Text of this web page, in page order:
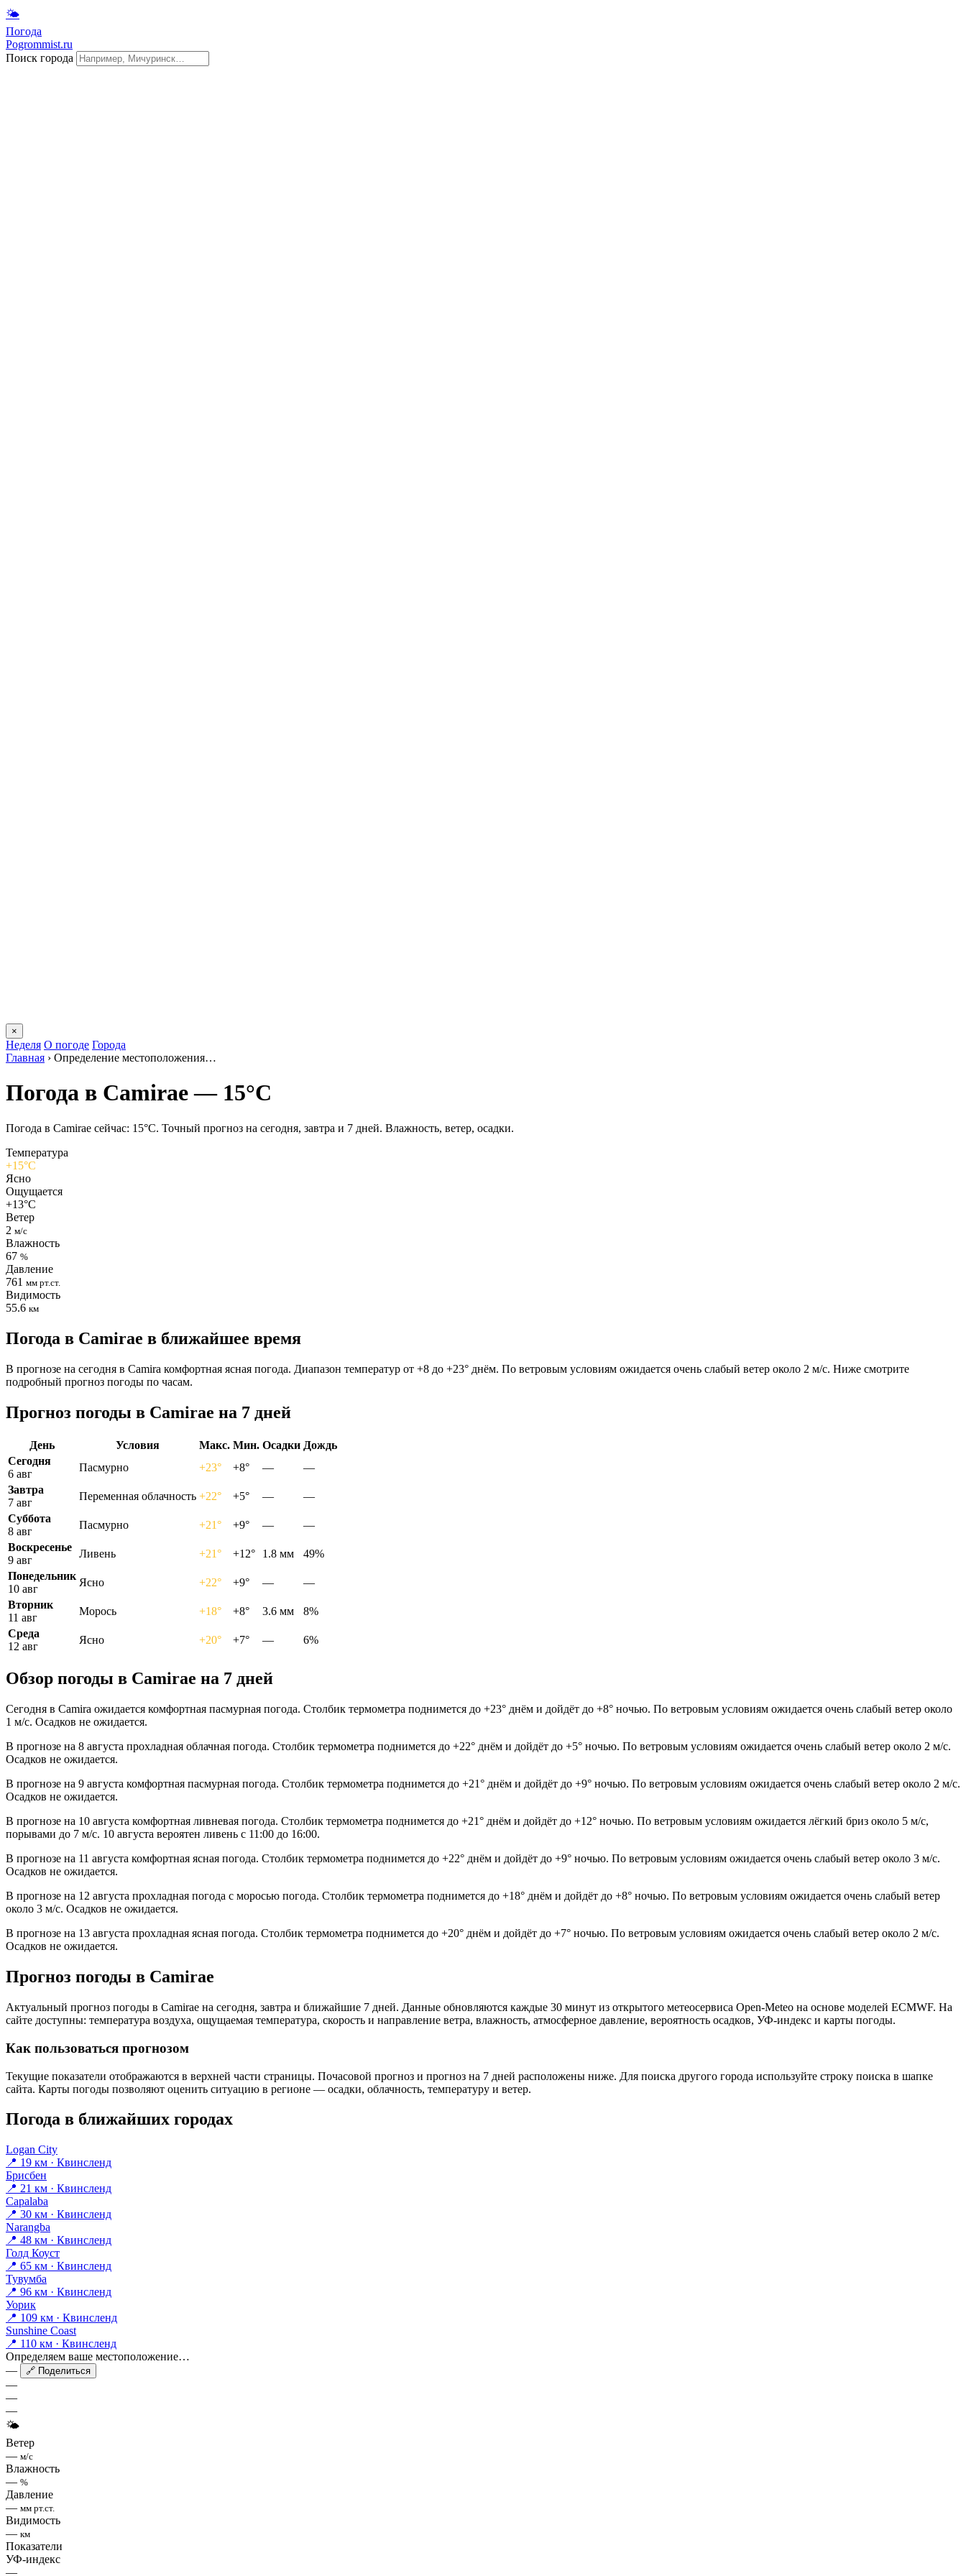
🌤
Погода
Pogrommist.ru
Поиск города
×
Неделя О погоде Города
Главная › Определение местоположения…
Погода в Camiraе — 15°C
Погода в Camiraе сейчас: 15°C. Точный прогноз на сегодня, завтра и 7 дней. Влажность, ветер, осадки.
Температура
+15°C
Ясно
Ощущается
+13°C
Ветер
2 м/с
Влажность
67 %
Давление
761 мм рт.ст.
Видимость
55.6 км
Погода в Camiraе в ближайшее время
В прогнозе на сегодня в Camira комфортная ясная погода. Диапазон температур от +8 до +23° днём. По ветровым условиям ожидается очень слабый ветер около 2 м/с. Ниже смотрите
подробный прогноз погоды по часам.
Прогноз погоды в Camiraе на 7 дней
День Условия Макс. Мин. Осадки Дождь
Сегодня
6 авг
Пасмурно +23° +8° —
—
Завтра
7 авг
Переменная облачность +22° +5° —
—
Суббота
8 авг
Пасмурно +21° +9° —
—
Воскресенье
9 авг
Ливень +21° +12° 1.8 мм
49%
Понедельник
10 авг
Ясно +22° +9° —
—
Вторник
11 авг
Морось +18° +8° 3.6 мм
8%
Среда
12 авг
Ясно +20° +7° — 6%
Обзор погоды в Camiraе на 7 дней
Сегодня в Camira ожидается комфортная пасмурная погода. Столбик термометра поднимется до +23° днём и дойдёт до +8° ночью. По ветровым условиям ожидается очень слабый ветер около
1 м/с. Осадков не ожидается.
В прогнозе на 8 августа прохладная облачная погода. Столбик термометра поднимется до +22° днём и дойдёт до +5° ночью. По ветровым условиям ожидается очень слабый ветер около 2 м/с.
Осадков не ожидается.
В прогнозе на 9 августа комфортная пасмурная погода. Столбик термометра поднимется до +21° днём и дойдёт до +9° ночью. По ветровым условиям ожидается очень слабый ветер около 2 м/с.
Осадков не ожидается.
В прогнозе на 10 августа комфортная ливневая погода. Столбик термометра поднимется до +21° днём и дойдёт до +12° ночью. По ветровым условиям ожидается лёгкий бриз около 5 м/с,
порывами до 7 м/с. 10 августа вероятен ливень с 11:00 до 16:00.
В прогнозе на 11 августа комфортная ясная погода. Столбик термометра поднимется до +22° днём и дойдёт до +9° ночью. По ветровым условиям ожидается очень слабый ветер около 3 м/с.
Осадков не ожидается.
В прогнозе на 12 августа прохладная погода с моросью погода. Столбик термометра поднимется до +18° днём и дойдёт до +8° ночью. По ветровым условиям ожидается очень слабый ветер
около 3 м/с. Осадков не ожидается.
В прогнозе на 13 августа прохладная ясная погода. Столбик термометра поднимется до +20° днём и дойдёт до +7° ночью. По ветровым условиям ожидается очень слабый ветер около 2 м/с.
Осадков не ожидается.
Прогноз погоды в Camiraе
Актуальный прогноз погоды в Camiraе на сегодня, завтра и ближайшие 7 дней. Данные обновляются каждые 30 минут из открытого метеосервиса Open-Meteo на основе моделей ECMWF. На
сайте доступны: температура воздуха, ощущаемая температура, скорость и направление ветра, влажность, атмосферное давление, вероятность осадков, УФ-индекс и карты погоды.
Как пользоваться прогнозом
Текущие показатели отображаются в верхней части страницы. Почасовой прогноз и прогноз на 7 дней расположены ниже. Для поиска другого города используйте строку поиска в шапке
сайта. Карты погоды позволяют оценить ситуацию в регионе — осадки, облачность, температуру и ветер.
Погода в ближайших городах
Logan City
📍 19 км · Квинсленд
Брисбен
📍 21 км · Квинсленд
Capalaba
📍 30 км · Квинсленд
Narangba
📍 48 км · Квинсленд
Голд Коуст
📍 65 км · Квинсленд
Тувумба
📍 96 км · Квинсленд
Уорик
📍 109 км · Квинсленд
Sunshine Coast
📍 110 км · Квинсленд
Определяем ваше местоположение…
—
🔗 Поделиться
—
—
—
🌤
Ветер
— м/с
Влажность
— %
Давление
— мм рт.ст.
Видимость
— км
Показатели
УФ-индекс
—